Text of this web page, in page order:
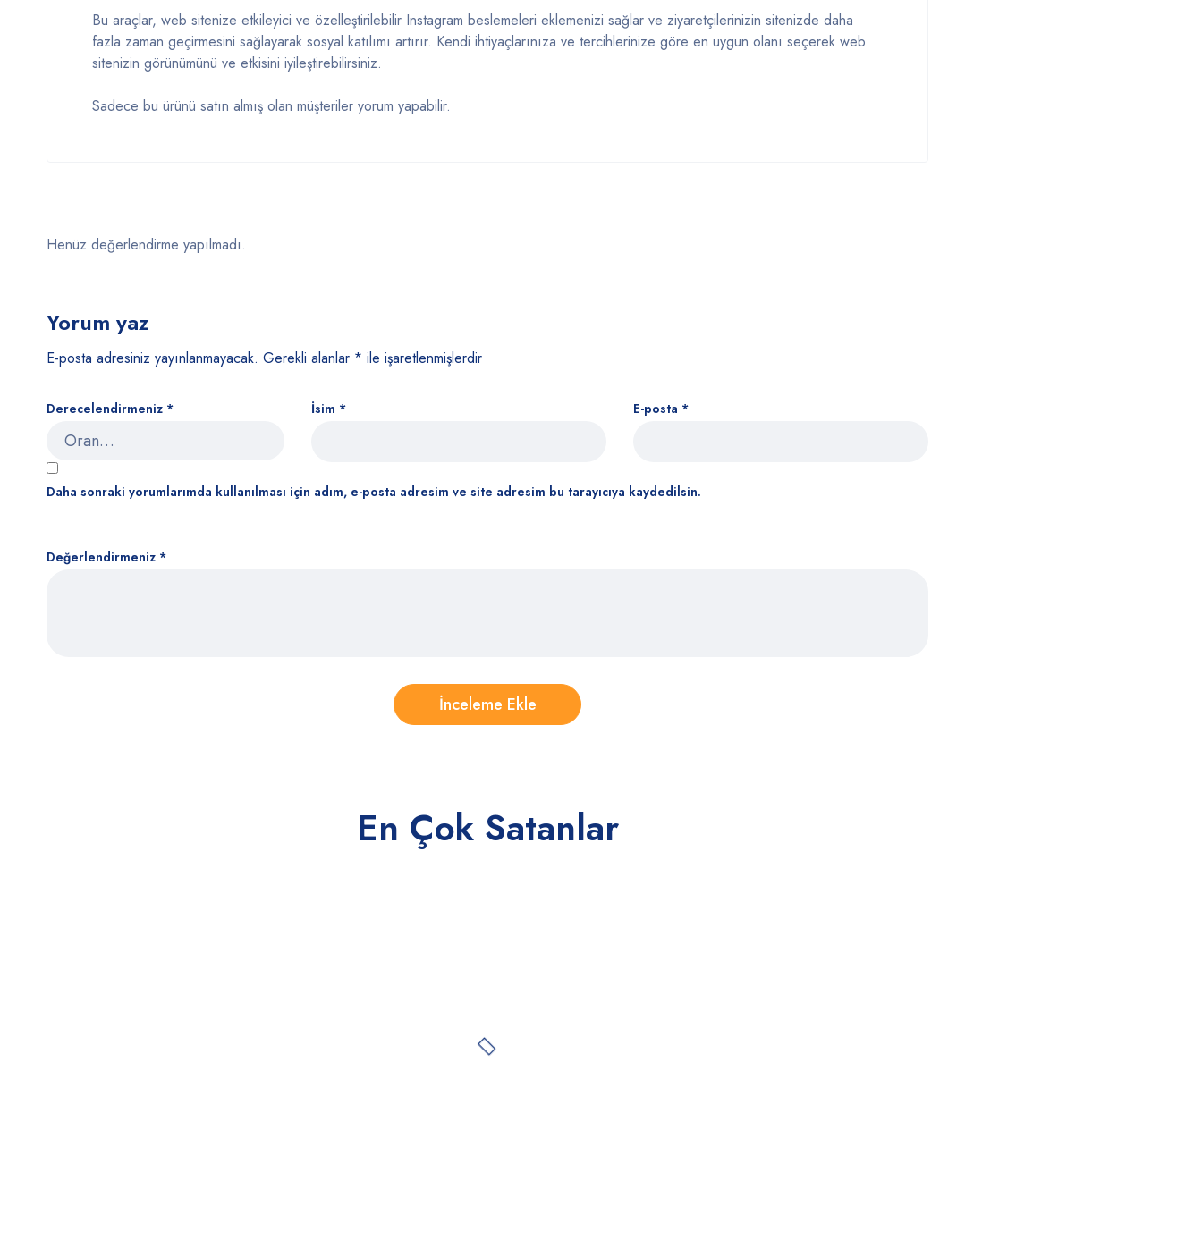
Bu araçlar, web sitenize etkileyici ve özelleştirilebilir Instagram beslemeleri eklemenizi sağlar ve ziyaretçilerinizin sitenizde daha
fazla zaman geçirmesini sağlayarak sosyal katılımı artırır. Kendi ihtiyaçlarınıza ve tercihlerinize göre en uygun olanı seçerek web
sitenizin görünümünü ve etkisini iyileştirebilirsiniz.
Sadece bu ürünü satın almış olan müşteriler yorum yapabilir.
Henüz değerlendirme yapılmadı.
Yorum yaz
E-posta adresiniz yayınlanmayacak. Gerekli alanlar * ile işaretlenmişlerdir
Derecelendirmeniz *
Değerlendirmeniz *
İsim * E-posta *
Daha sonraki yorumlarımda kullanılması için adım, e-posta adresim ve site adresim bu tarayıcıya kaydedilsin.
En Çok Satanlar